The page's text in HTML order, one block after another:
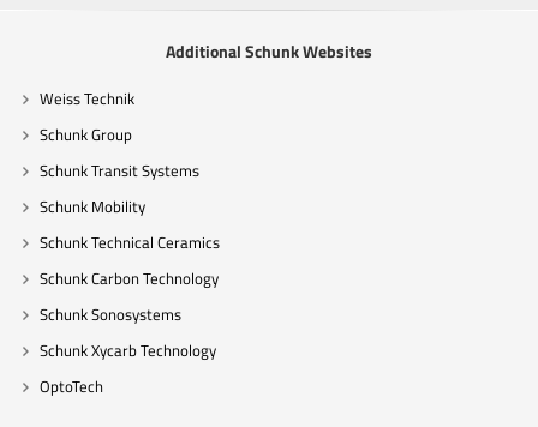
Additional Schunk Websites
Weiss Technik
Schunk Group
Schunk Transit Systems
Schunk Mobility
Schunk Technical Ceramics
Schunk Carbon Technology
Schunk Sonosystems
Schunk Xycarb Technology
OptoTech